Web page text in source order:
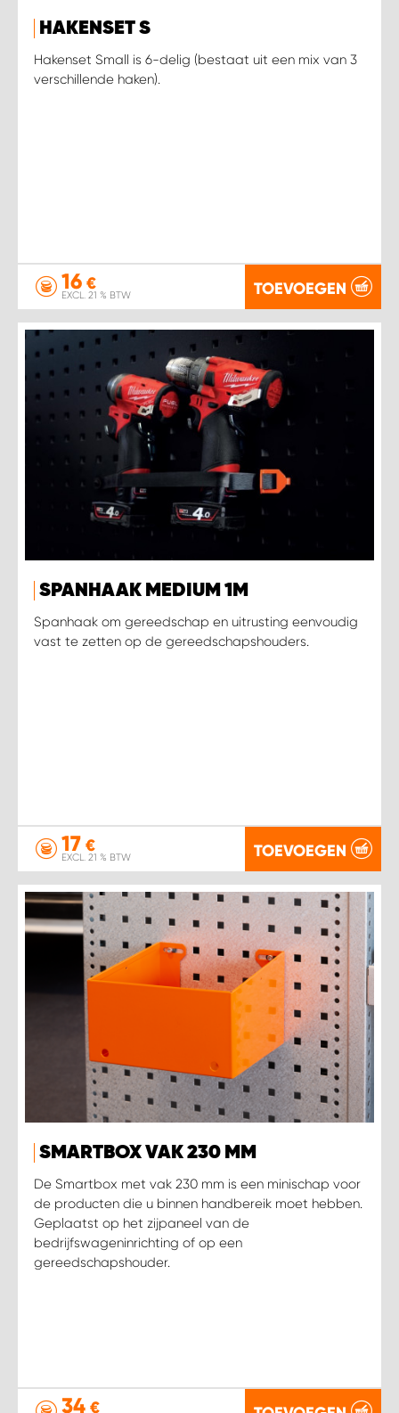
HAKENSET S
Hakenset Small is 6-delig (bestaat uit een mix van 3
verschillende haken).
16 €
EXCL. 21 % BTW TOEVOEGEN
SPANHAAK MEDIUM 1M
Spanhaak om gereedschap en uitrusting eenvoudig
vast te zetten op de gereedschapshouders.
17 €
EXCL. 21 % BTW TOEVOEGEN
SMARTBOX VAK 230 MM
De Smartbox met vak 230 mm is een minischap voor
de producten die u binnen handbereik moet hebben.
Geplaatst op het zijpaneel van de
bedrijfswageninrichting of op een
gereedschapshouder.
34 €